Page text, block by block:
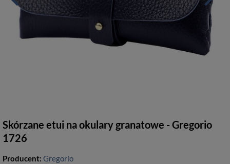
Skórzane etui na okulary granatowe - Gregorio
1726
Producent: Gregorio